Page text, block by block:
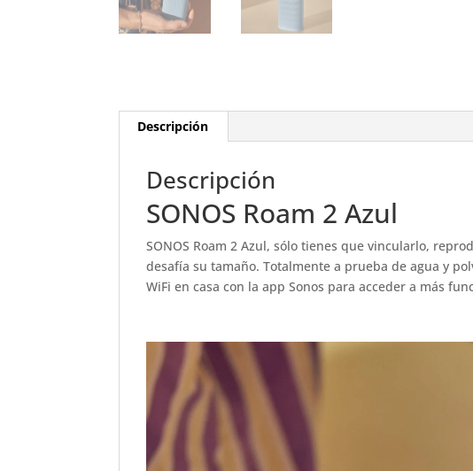
Descripción
Descripción
SONOS Roam 2 Azul
SONOS Roam 2 Azul, sólo tienes que vincularlo,
desafía su tamaño. Totalmente a prueba de agua y
WiFi en casa con la app Sonos para acceder a más